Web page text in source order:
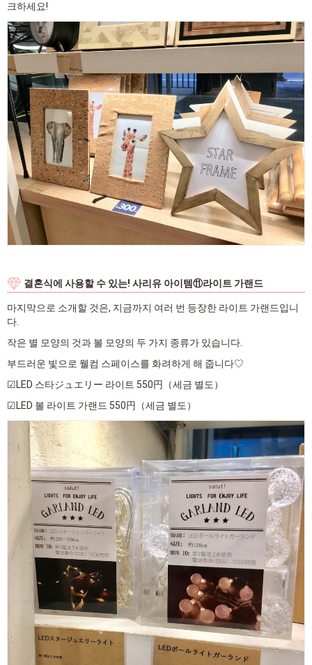
크하세요!
결혼식에 사용할 수 있는! 사리유 아이템⑪라이트 가랜드
마지막으로 소개할 것은, 지금까지 여러 번 등장한 라이트 가랜드입니
다.
작은 별 모양의 것과 볼 모양의 두 가지 종류가 있습니다.
부드러운 빛으로 웰컴 스페이스를 화려하게 해 줍니다♡
☑LED 스타ジュエリー 라이트 550円（세금 별도）
☑LED 볼 라이트 가랜드 550円（세금 별도）